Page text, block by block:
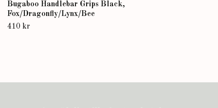
Bugaboo Handlebar Grips Black,
Fox/Dragonfly/Lynx/Bee
410 kr